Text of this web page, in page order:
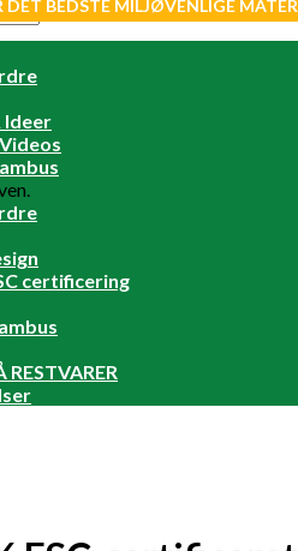
DET BEDSTE MILJØVENLIGE
Ideer
certificering
RESTVARER